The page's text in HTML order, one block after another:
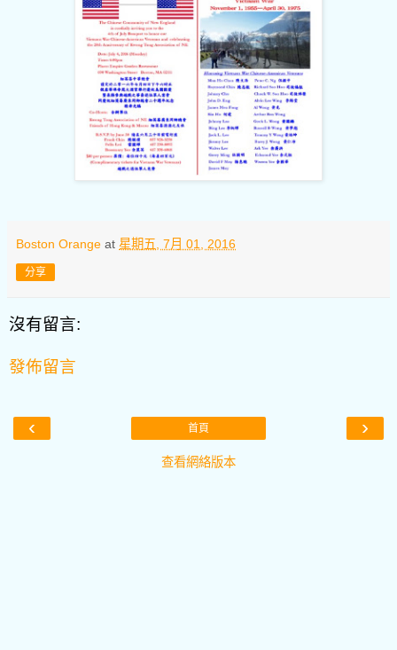
Boston Orange at 星期五, 7月 01, 2016
分享
沒有留言:
發佈留言
‹ ›
首頁
查看網絡版本